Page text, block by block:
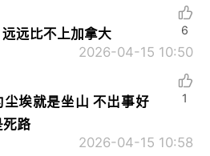
远比不上加拿大
2026-04-15 10:50
6
埃就是坐山 不出事好
死路
2026-04-15 10:58
1